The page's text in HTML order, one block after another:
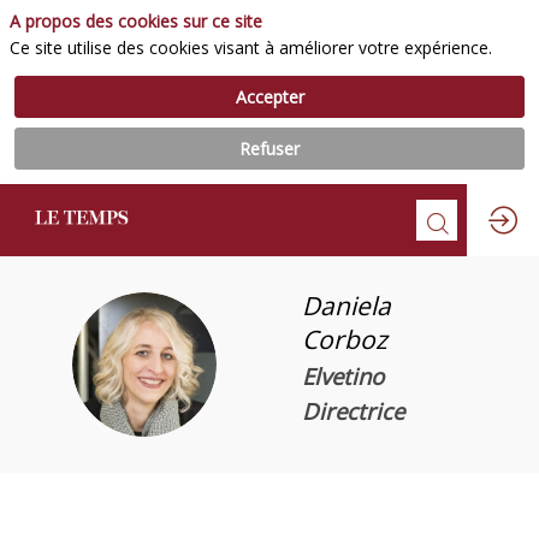
DC
Daniela
Corboz
Elvetino
Directrice
A propos des cookies sur ce site
Ce site utilise des cookies visant à améliorer votre expérience.
Accepter
Refuser